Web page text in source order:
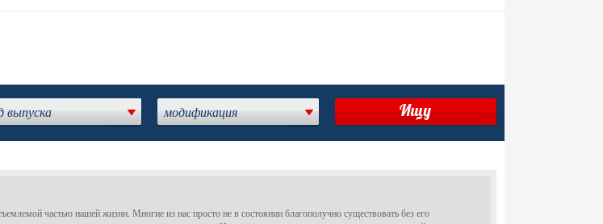
выпуска модификация
частью нашей жизни. Многие из нас просто не в состоянии благополучно существовать без его